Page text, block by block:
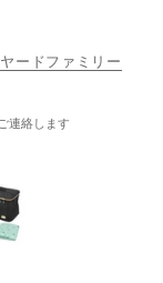
ードファミリー
連絡します